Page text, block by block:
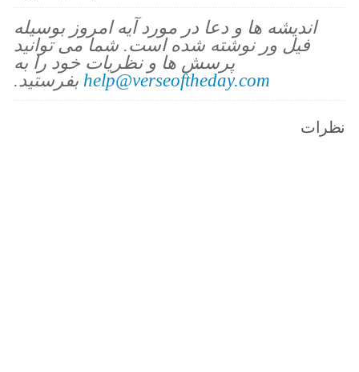
اندیشه ها و دعا در مورد آیه امروز بوسیله
فیل ور نوشته شده است. شما می توانید
پرسش ها و نظریات خود را به
help@verseoftheday.com بفرستید.
نظرات